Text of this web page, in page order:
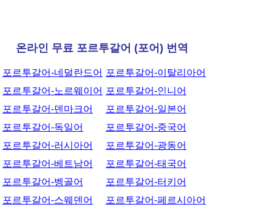
온라인 무료 포르투갈어 (포어) 번역
포르투갈어-네덜란드어
포르투갈어-노르웨이어
포르투갈어-덴마크어
포르투갈어-독일어
포르투갈어-러시아어
포르투갈어-베트남어
포르투갈어-벵골어
포르투갈어-스웨덴어
포르투갈어-이탈리아어
포르투갈어-인니어
포르투갈어-일본어
포르투갈어-중국어
포르투갈어-광동어
포르투갈어-태국어
포르투갈어-터키어
포르투갈어-페르시아어